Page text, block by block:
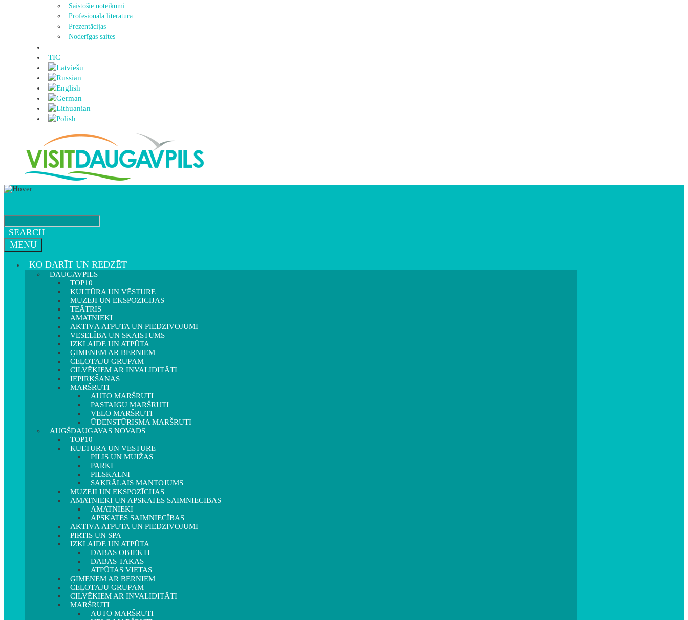
Saistošie noteikumi
Profesionālā literatūra
Prezentācijas
Noderīgas saites
TIC
SEARCH
MENU
KO DARĪT UN REDZĒT
DAUGAVPILS
TOP10
KULTŪRA UN VĒSTURE
MUZEJI UN EKSPOZĪCIJAS
TEĀTRIS
AMATNIEKI
AKTĪVĀ ATPŪTA UN PIEDZĪVOJUMI
VESELĪBA UN SKAISTUMS
IZKLAIDE UN ATPŪTA
ĢIMENĒM AR BĒRNIEM
CEĻOTĀJU GRUPĀM
CILVĒKIEM AR INVALIDITĀTI
IEPIRKŠANĀS
MARŠRUTI
AUTO MARŠRUTI
PASTAIGU MARŠRUTI
VELO MARŠRUTI
ŪDENSTŪRISMA MARŠRUTI
AUGŠDAUGAVAS NOVADS
TOP10
KULTŪRA UN VĒSTURE
PILIS UN MUIŽAS
PARKI
PILSKALNI
SAKRĀLAIS MANTOJUMS
MUZEJI UN EKSPOZĪCIJAS
AMATNIEKI UN APSKATES SAIMNIECĪBAS
AMATNIEKI
APSKATES SAIMNIECĪBAS
AKTĪVĀ ATPŪTA UN PIEDZĪVOJUMI
PIRTIS UN SPA
IZKLAIDE UN ATPŪTA
DABAS OBJEKTI
DABAS TAKAS
ATPŪTAS VIETAS
ĢIMENĒM AR BĒRNIEM
CEĻOTĀJU GRUPĀM
CILVĒKIEM AR INVALIDITĀTI
MARŠRUTI
AUTO MARŠRUTI